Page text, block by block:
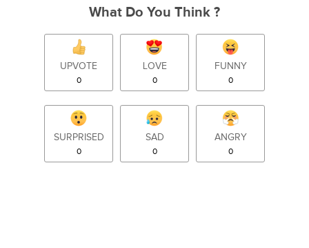
What Do You Think ?
UPVOTE
0
LOVE
0
FUNNY
0
SURPRISED
0
SAD
0
ANGRY
0